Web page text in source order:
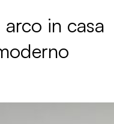
in casa